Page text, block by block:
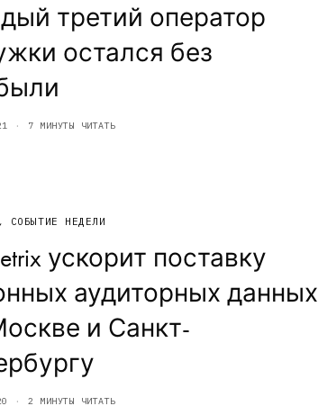
третий оператор
остался без
7 МИНУТЫ ЧИТАТЬ
, СОБЫТИЕ НЕДЕЛИ
ускорит поставку
аудиторных данных
и Санкт-
2 МИНУТЫ ЧИТАТЬ